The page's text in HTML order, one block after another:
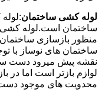
لوله کشی ساختمان
ساختمان است.لوله
منظور بازسازی
ساختمان های نوساز با
نقشه پیش میرود دست
لوازم بازتر است اما در
محدویت های موجود